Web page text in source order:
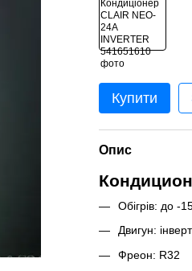
Купити
Опис
Обігрів: до -
Двигун:
Фреон: R32